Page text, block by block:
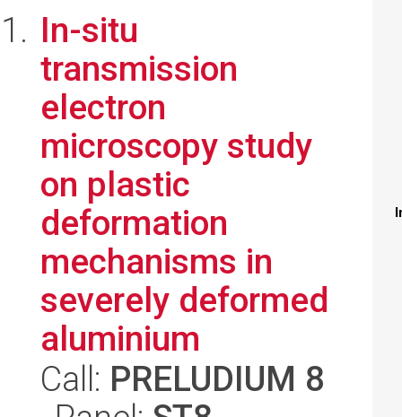
In-situ
transmission
electron
microscopy study
on plastic
deformation
mechanisms in
severely deformed
aluminium
Call: PRELUDIUM 8